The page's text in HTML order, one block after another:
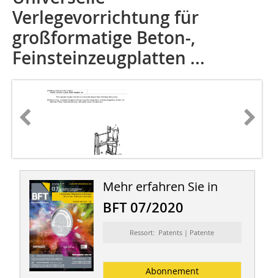
Verlegevorrichtung für
großformatige Beton-,
Feinsteinzeugplatten ...
Mehr erfahren Sie in
BFT 07/2020
Ressort: Patents | Patente
Abonnement